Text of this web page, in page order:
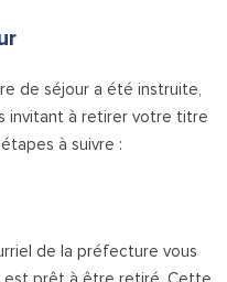
de séjour a été instruite,
invitant à retirer votre titre
à suivre :
de la préfecture vous